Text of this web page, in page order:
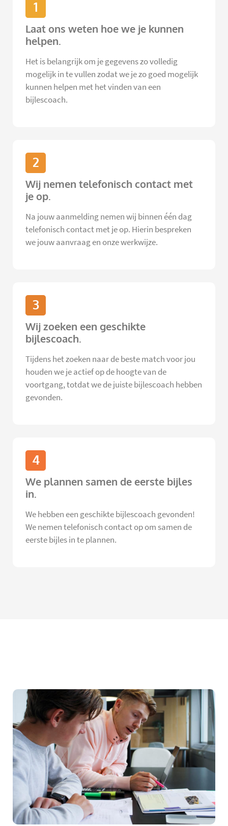
1
Laat ons weten hoe we je kunnen
helpen.
Het is belangrijk om je gegevens zo volledig
mogelijk in te vullen zodat we je zo goed mogelijk
kunnen helpen met het vinden van een
bijlescoach.
2
Wij nemen telefonisch contact met
je op.
Na jouw aanmelding nemen wij binnen één dag
telefonisch contact met je op. Hierin bespreken
we jouw aanvraag en onze werkwijze.
3
Wij zoeken een geschikte
bijlescoach.
Tijdens het zoeken naar de beste match voor jou
houden we je actief op de hoogte van de
voortgang, totdat we de juiste bijlescoach hebben
gevonden.
4
We plannen samen de eerste bijles
in.
We hebben een geschikte bijlescoach gevonden!
We nemen telefonisch contact op om samen de
eerste bijles in te plannen.